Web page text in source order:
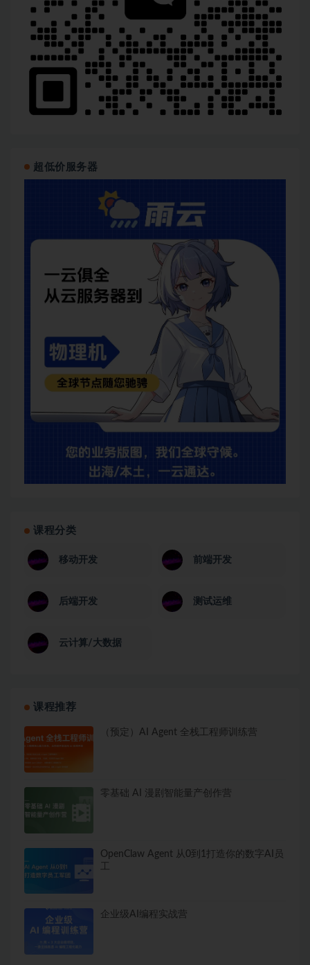
超低价服务器
课程分类
移动开发 前端开发
后端开发 测试运维
云计算/大数据
课程推荐
（预定）AI Agent 全栈工程师训练营
零基础 AI 漫剧智能量产创作营
OpenClaw Agent 从0到1打造你的数字AI员
企业级AI编程实战营